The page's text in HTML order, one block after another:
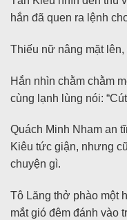
hắn đã quen ra lệnh
Thiếu nữ nâng mặt
Hắn nhìn chằm chằm
cùng lạnh lùng nói:
Quách Minh Nham an
Kiêu tức giận, nhưng
chuyện gì.
Tô Lăng thở phào một
mắt gió đêm đánh vào